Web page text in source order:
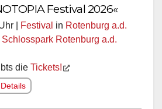
Festival 2026«
| Festival in Rotenburg a.d.
Schlosspark Rotenburg a.d.
die Tickets!